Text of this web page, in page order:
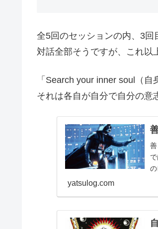
全5回のセッションの内、3回
対話全部そうですが、これ以
「Search your inner soul（
それは各自が自分で自分の意
yatsulog.com